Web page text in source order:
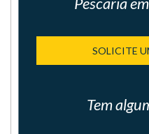
SOLICITE
Tem